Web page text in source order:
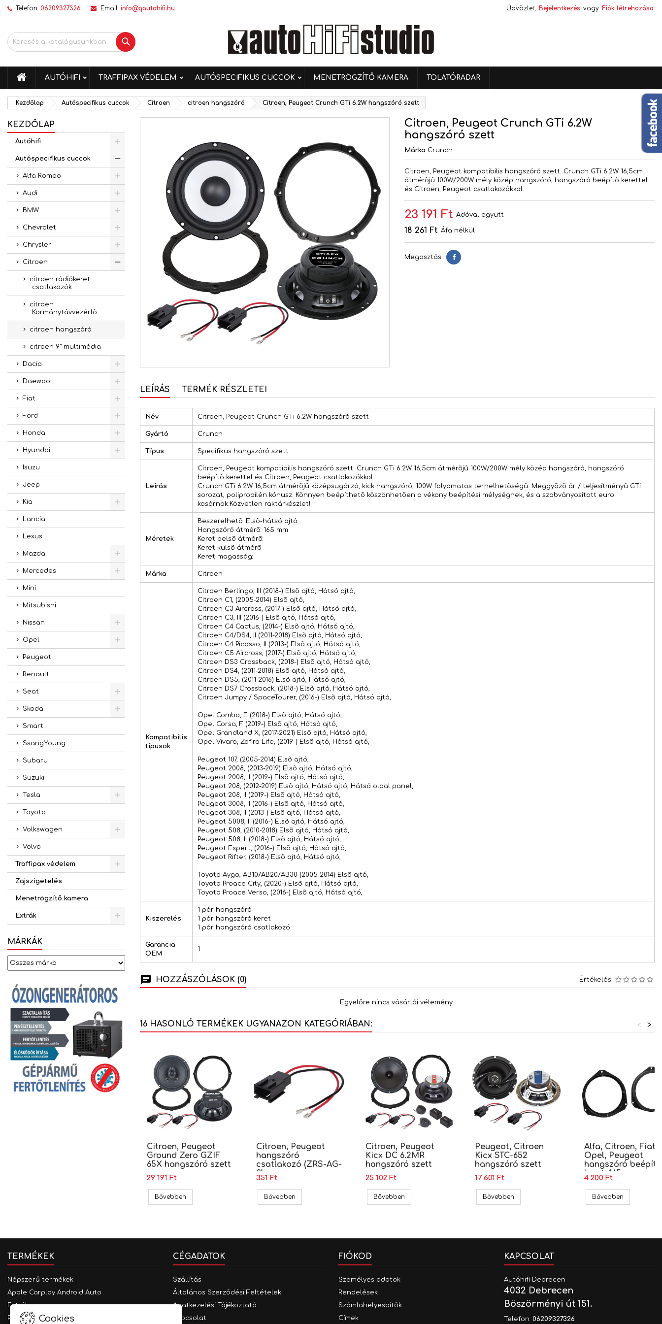
Telefon: 06209327326 Email: info@qautohifi.hu Üdvözlet, Bejelentkezés vagy Fiók létrehozása
Keresés
KEZDŐLAP
AUTÓHIFI TRAFFIPAX VÉDELEM AUTÓSPECIFIKUS CUCCOK MENETRÖGZÍTŐ KAMERA TOLATÓRADAR
Kezdőlap Autóspecifikus cuccok Citroen citroen hangszóró Citroen, Peugeot Crunch GTi 6.2W hangszóró szett
KEZDŐLAP
Autóhifi
Autóspecifikus cuccok
Alfa Romeo
Audi
BMW
Chevrolet
Chrysler
Citroen
citroen rádiókeret
csatlakozók
citroen
Kormánytávvezérlõ
citroen hangszóró
citroen 9" multimédia
Dacia
Daewoo
Fiat
Ford
Honda
Hyundai
Isuzu
Jeep
Kia
Lancia
Lexus
Mazda
Mercedes
Mini
Mitsubishi
Nissan
Opel
Peugeot
Renault
Seat
Skoda
Smart
SsangYoung
Subaru
Suzuki
Tesla
Toyota
Volkswagen
Volvo
Traffipax védelem
Zajszigetelés
Menetrögzítő kamera
Extrák
MÁRKÁK
Citroen, Peugeot Crunch GTi 6.2W
hangszóró szett
Márka Crunch
Citroen, Peugeot kompatibilis hangszóró szett. Crunch GTi 6.2W 16,5cm
átmérõjû 100W/200W mély közép hangszóró, hangszóró beépítõ kerettel
és Citroen, Peugeot csatlakozókkal.
23 191 Ft Adóval együtt
18 261 Ft Áfa nélkül
Megosztás Megosztás
LEÍRÁS TERMÉK RÉSZLETEI
Név Citroen, Peugeot Crunch GTi 6.2W hangszóró szett
Gyártó Crunch
Típus Specifikus hangszóró szett
Leírás
Citroen, Peugeot kompatibilis hangszóró szett. Crunch GTi 6.2W 16,5cm átmérõjû 100W/200W mély közép hangszóró, hangszóró
beépítõ kerettel és Citroen, Peugeot csatlakozókkal.
Crunch GTi 6.2W 16,5cm átmérõjû középsugárzó, kick hangszóró, 100W folyamatos terhelhetõségû. Meggyõzõ ár / teljesítményû GTi
sorozat, polipropilén kónusz. Könnyen beépíthetõ köszönhetõen a vékony beépítési mélységnek, és a szabványosított euro
kosárnak.Közvetlen raktárkészlet!
Méretek
Beszerelhetõ: Elsõ-hátsó ajtó
Hangszóró átmérõ: 165 mm
Keret belsõ átmérõ:
Keret külsõ átmérõ
Keret magasság:
Márka Citroen
Kompatibilis
típusok
Citroen Berlingo, III (2018-) Elsõ ajtó, Hátsó ajtó,
Citroen C1, (2005-2014) Elsõ ajtó,
Citroen C3 Aircross, (2017-) Elsõ ajtó, Hátsó ajtó,
Citroen C3, III (2016-) Elsõ ajtó, Hátsó ajtó,
Citroen C4 Cactus, (2014-) Elsõ ajtó, Hátsó ajtó,
Citroen C4/DS4, II (2011-2018) Elsõ ajtó, Hátsó ajtó,
Citroen C4 Picasso, II (2013-) Elsõ ajtó, Hátsó ajtó,
Citroen C5 Aircross, (2017-) Elsõ ajtó, Hátsó ajtó,
Citroen DS3 Crossback, (2018-) Elsõ ajtó, Hátsó ajtó,
Citroen DS4, (2011-2018) Elsõ ajtó, Hátsó ajtó,
Citroen DS5, (2011-2016) Elsõ ajtó, Hátsó ajtó,
Citroen DS7 Crossback, (2018-) Elsõ ajtó, Hátsó ajtó,
Citroen Jumpy / SpaceTourer, (2016-) Elsõ ajtó, Hátsó ajtó,
Opel Combo, E (2018-) Elsõ ajtó, Hátsó ajtó,
Opel Corsa, F (2019-) Elsõ ajtó, Hátsó ajtó,
Opel Grandland X, (2017-2021) Elsõ ajtó, Hátsó ajtó,
Opel Vivaro, Zafira Life, (2019-) Elsõ ajtó, Hátsó ajtó,
Peugeot 107, (2005-2014) Elsõ ajtó,
Peugeot 2008, (2013-2019) Elsõ ajtó, Hátsó ajtó,
Peugeot 2008, II (2019-) Elsõ ajtó, Hátsó ajtó,
Peugeot 208, (2012-2019) Elsõ ajtó, Hátsó ajtó, Hátsó oldal panel,
Peugeot 208, II (2019-) Elsõ ajtó, Hátsó ajtó,
Peugeot 3008, II (2016-) Elsõ ajtó, Hátsó ajtó,
Peugeot 308, II (2013-) Elsõ ajtó, Hátsó ajtó,
Peugeot 5008, II (2016-) Elsõ ajtó, Hátsó ajtó,
Peugeot 508, (2010-2018) Elsõ ajtó, Hátsó ajtó,
Peugeot 508, II (2018-) Elsõ ajtó, Hátsó ajtó,
Peugeot Expert, (2016-) Elsõ ajtó, Hátsó ajtó,
Peugeot Rifter, (2018-) Elsõ ajtó, Hátsó ajtó,
Toyota Aygo, AB10/AB20/AB30 (2005-2014) Elsõ ajtó,
Toyota Proace City, (2020-) Elsõ ajtó, Hátsó ajtó,
Toyota Proace Verso, (2016-) Elsõ ajtó, Hátsó ajtó,
Kiszerelés
1 pár hangszóró
1 pár hangszóró keret
1 pár hangszóró csatlakozó
Garancia
OEM
1
HOZZÁSZÓLÁSOK (0) Értékelés
Egyelőre nincs vásárlói vélemény.
16 HASONLÓ TERMÉKEK UGYANAZON KATEGÓRIÁBAN: >
<
Citroen, Peugeot
Ground Zero GZIF
65X hangszóró szett
29 191 Ft
BővebbenCitroen, Peugeot Ground Zero GZIF 65X hangszóró szett
Citroen, Peugeot
hangszóró
csatlakozó (ZRS-AG-
3)
351 Ft
BővebbenCitroen, Peugeot hangszóró csatlakozó (ZRS-AG-3)
Citroen, Peugeot
Kicx DC 6.2MR
hangszóró szett
25 102 Ft
BővebbenCitroen, Peugeot Kicx DC 6.2MR hangszóró szett
Peugeot, Citroen
Kicx STC-652
hangszóró szett
17 601 Ft
BővebbenPeugeot, Citroen Kicx STC-652 hangszóró szett
Alfa, Citroen, Fiat,
Opel, Peugeot
hangszóró beépítõ
keret, 165mm
(CT25VX06)
4 200 Ft
BővebbenAlfa,
TERMÉKEK
Népszerű termékek
Apple Carplay Android Auto
Extrák
Parkolást segítő rendszerek
CÉGADATOK
Szállítás
Általános Szerződési Feltételek
Adatkezelési Tájékoztató
Kapcsolat
FIÓKOD
Személyes adatok
Rendelések
Számlahelyesbítők
Címek
KAPCSOLAT
Autóhifi Debrecen
4032 Debrecen
Böszörményi út 151.
Telefon: 06209327326
Kívánságlistáim
Új lista létrehozása
Kívánságlista létrehozása
Mégsem Kívánságlista létrehozása
Bejelentkezés
Be kell jelentkezned a termékek kívánságlistába történő
Cookies